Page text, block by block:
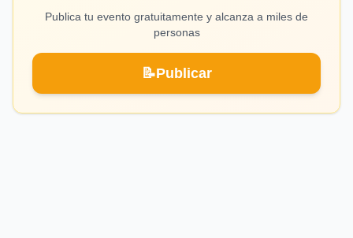
Publica tu evento gratuitamente y alcanza a miles de
personas
📝Publicar